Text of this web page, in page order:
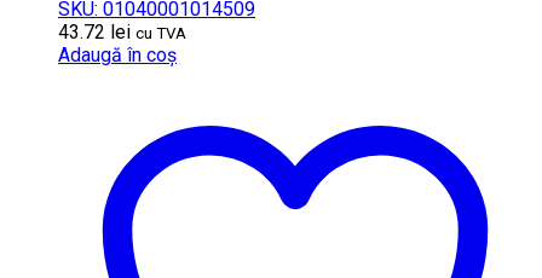
SKU: 01040001014509
43.72 lei cu TVA
Adaugă în coș